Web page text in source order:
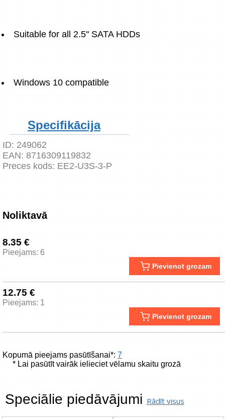
Suitable for all 2.5'' SATA HDDs
Windows 10 compatible
Specifikācija
ID: 249062
EAN: 8716309119832
Preces kods: EE2-U3S-3-P
Noliktavā
8.35 €
Pieejams: 6
Pievienot grozam
12.75 €
Pieejams: 1
Pievienot grozam
Kopumā pieejams pasūtīšanai*: 7
* Lai pasūtīt vairāk ielieciet vēlamu skaitu grozā
Speciālie piedāvājumi Rādīt visus